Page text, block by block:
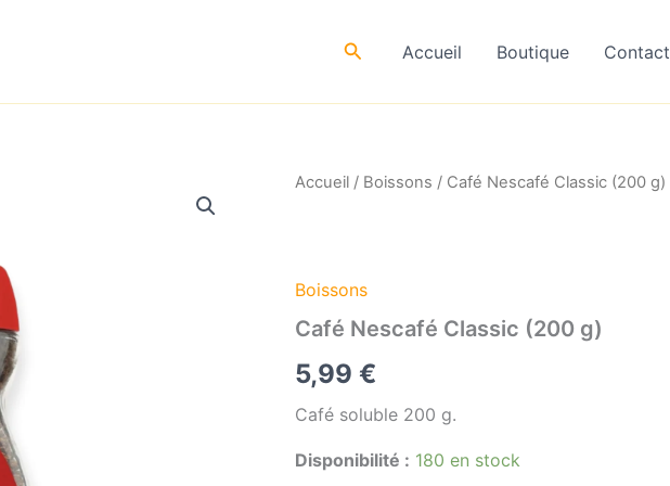
Rechercher
Accueil Boutique Contact
Accueil / Boissons / Café Nescafé Classic (200 g)
Boissons
Café Nescafé Classic (200 g)
5,99 €
Café soluble 200 g.
Disponibilité : 180 en stock